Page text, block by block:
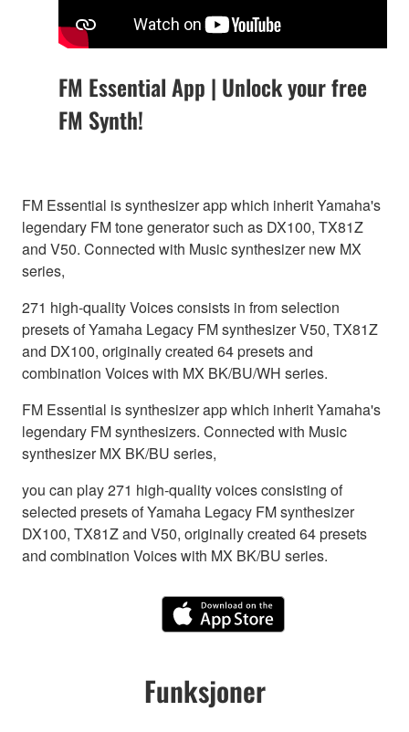
FM Essential App | Unlock your free
FM Synth!
FM Essential is synthesizer app which inherit Yamaha's
legendary FM tone generator such as DX100, TX81Z
and V50. Connected with Music synthesizer new MX
series,
271 high-quality Voices consists in from selection
presets of Yamaha Legacy FM synthesizer V50, TX81Z
and DX100, originally created 64 presets and
combination Voices with MX BK/BU/WH series.
FM Essential is synthesizer app which inherit Yamaha's
legendary FM synthesizers. Connected with Music
synthesizer MX BK/BU series,
you can play 271 high-quality voices consisting of
selected presets of Yamaha Legacy FM synthesizer
DX100, TX81Z and V50, originally created 64 presets
and combination Voices with MX BK/BU series.
Funksjoner